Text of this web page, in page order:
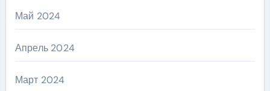
Май 2024
Апрель 2024
Март 2024